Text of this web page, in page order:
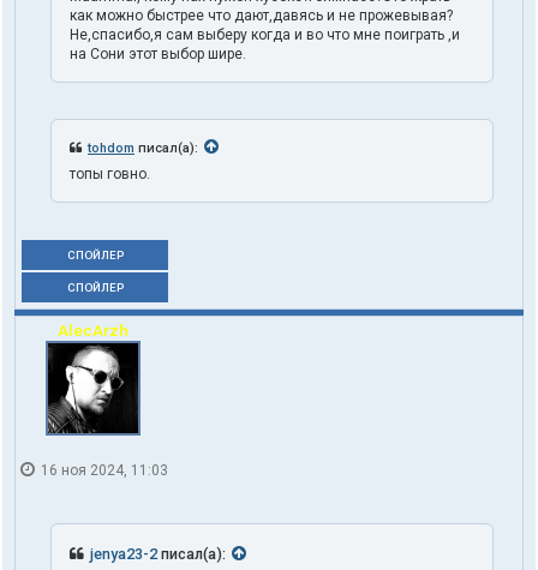
как можно быстрее что дают,давясь и не прожевывая?
Не,спасибо,я сам выберу когда и во что мне поиграть ,и
на Сони этот выбор шире.
tohdom писал(а):
топы говно.
СПОЙЛЕР
СПОЙЛЕР
AlecArzh
16 ноя 2024, 11:03
jenya23-2писал(а):